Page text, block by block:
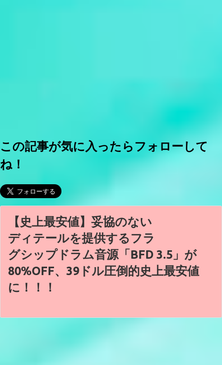
この記事が気に入ったらフォローして
ね！
【史上最安値】妥協のない
ディテールを提供するフラ
グシップドラム音源「BFD 3.5」が
80%OFF、39ドル圧倒的史上最安値
に！！！